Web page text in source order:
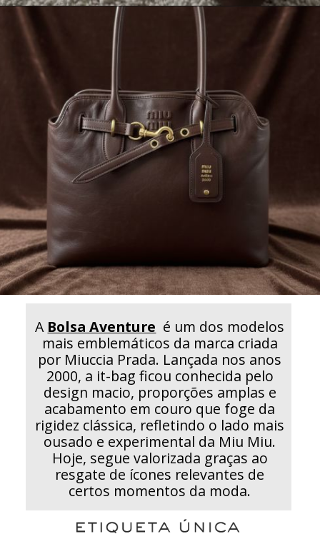
A Bolsa Aventure é um dos modelos
mais emblemáticos da marca criada
por Miuccia Prada. Lançada nos anos
2000, a it-bag ficou conhecida pelo
design macio, proporções amplas e
acabamento em couro que foge da
rigidez clássica, refletindo o lado mais
ousado e experimental da Miu Miu.
Hoje, segue valorizada graças ao
resgate de ícones relevantes de
certos momentos da moda.